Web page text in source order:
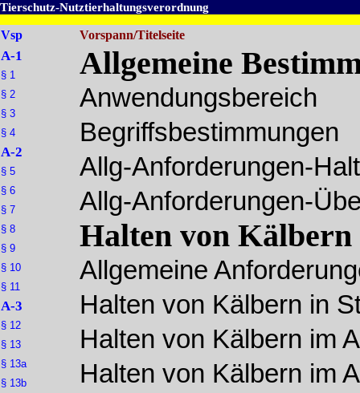
Tierschutz-Nutztierhaltungsverordnung
Vsp Vorspann/Titelseite
A-1
§ 1
§ 2
§ 3
§ 4
A-2
§ 5
§ 6
§ 7
§ 8
§ 9
§ 10
§ 11
A-3
§ 12
§ 13
§ 13a
§ 13b
Allgemeine
Anwendungsbereich
Begriffsbestimmungen
Allg-Anforderungen-
Allg-Anforderungen-
Halten von Kälbern
Allgemeine
Halten von Kälbern in
Halten von Kälbern im
Halten von Kälbern im